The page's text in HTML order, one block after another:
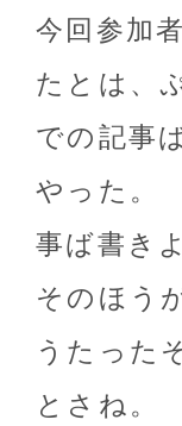
今回参加
たとは、
での記事
やった。
事ば書き
そのほう
うたった
とさね。